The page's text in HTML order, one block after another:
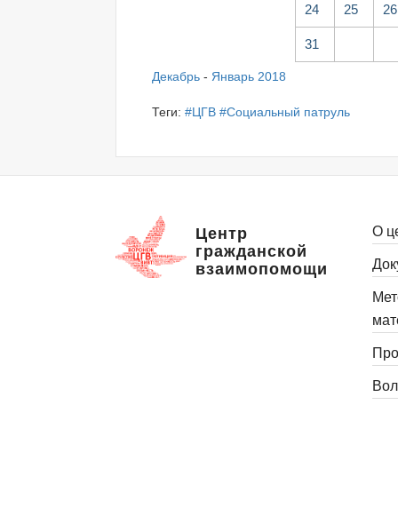
24 25 26
31
Декабрь - Январь 2018
Теги: #ЦГВ #Социальный патруль
Центр
гражданской
взаимопомощи
О